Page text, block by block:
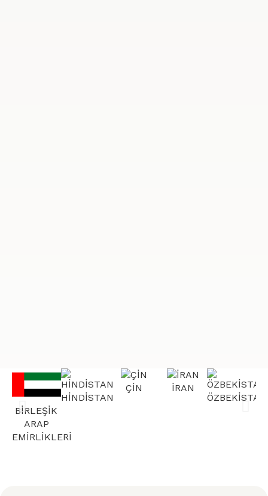
BİRLEŞİK
ARAP
EMİRLİKLERİ
HİNDİSTAN
ÇİN
İRAN
ÖZBEKİSTAN